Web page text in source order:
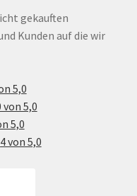
gekauften
Kunden auf die wir
5,0
5,0
5,0
von 5,0